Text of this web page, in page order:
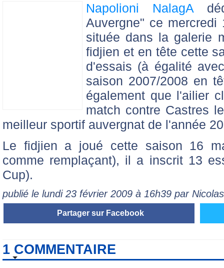
Napolioni NalagA
Auvergne" ce
située dans la galerie
fidjien et en tête cette
d'essais (à égalité
saison 2007/2008 en
également que l'ailier
match contre Castres
meilleur sportif auvergnat de l'année
Le fidjien a joué cette saison 16
comme remplaçant), il a inscrit 13
Cup).
publié le lundi 23 février 2009 à 16h39 par
Partager sur Facebook
1 COMMENTAIRE